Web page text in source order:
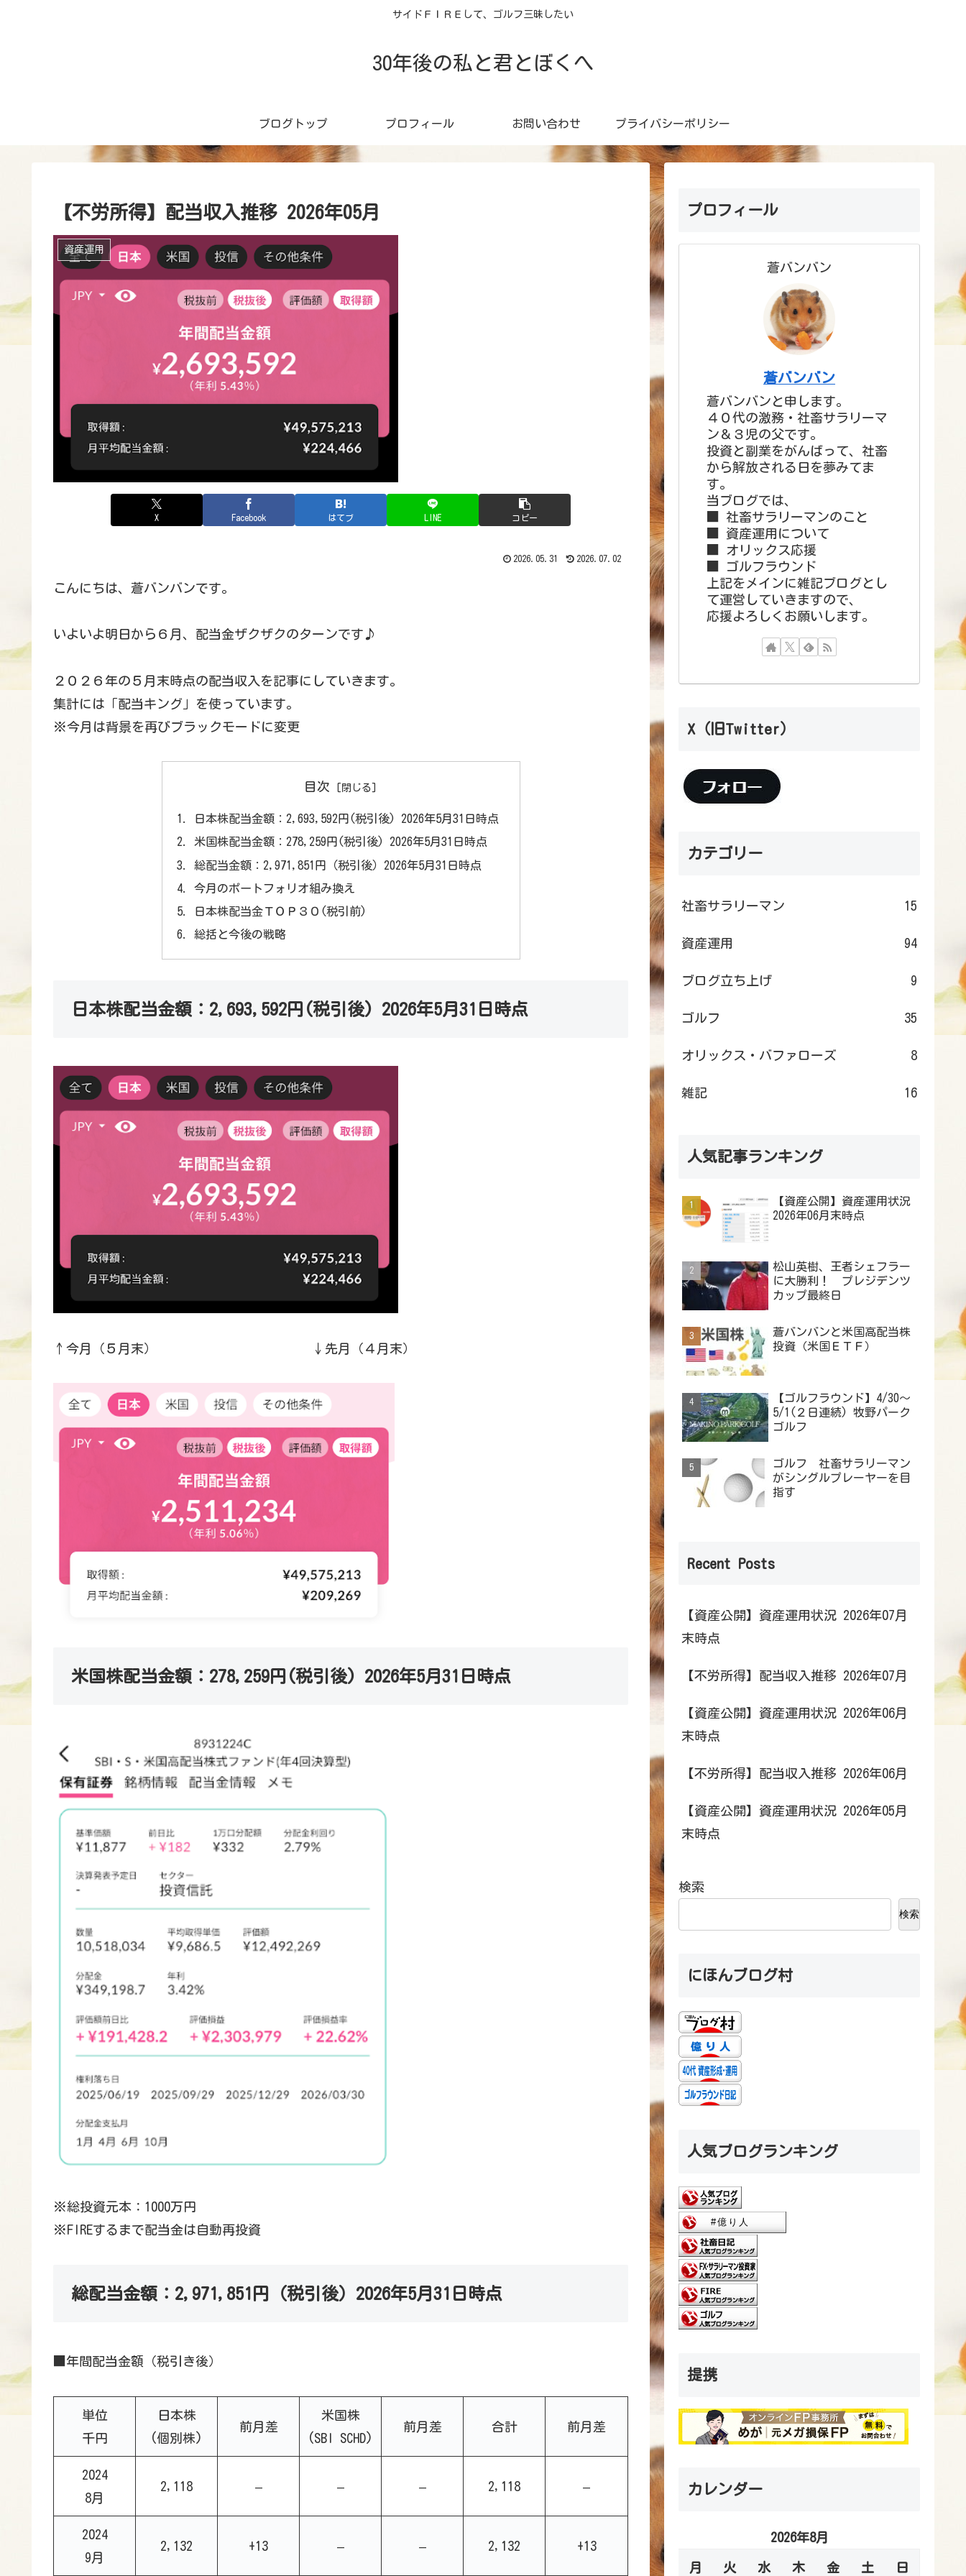
サイドＦＩＲＥして、ゴルフ三昧したい
30年後の私と君とぼくへ
ブログトップ プロフィール お問い合わせ プライバシーポリシー
【不労所得】配当収入推移 2026年05月
資産運用
X Facebook はてブ LINE コピー
2026.05.31 2026.07.02
こんにちは、蒼バンバンです。
いよいよ明日から６月、配当金ザクザクのターンです♪
２０２６年の５月末時点の配当収入を記事にしていきます。
集計には「配当キング」を使っています。
※今月は背景を再びブラックモードに変更
目次
日本株配当金額：2,693,592円(税引後) 2026年5月31日時点
米国株配当金額：278,259円(税引後) 2026年5月31日時点
総配当金額：2,971,851円（税引後）2026年5月31日時点
今月のポートフォリオ組み換え
日本株配当金ＴＯＰ３０(税引前)
総括と今後の戦略
日本株配当金額：2,693,592円(税引後) 2026年5月31日時点
↑今月（５月末） ↓先月（４月末）
米国株配当金額：278,259円(税引後) 2026年5月31日時点
※総投資元本：1000万円
※FIREするまで配当金は自動再投資
総配当金額：2,971,851円（税引後）2026年5月31日時点
■年間配当金額（税引き後）
単位
千円
日本株
(個別株)
前月差
米国株
(SBI SCHD)
前月差 合計 前月差
2024
8月
2,118 – – – 2,118 –
2024
9月
2,132 +13 – – 2,132 +13
プロフィール
蒼バンバン
蒼バンバン
蒼バンバンと申します。
４０代の激務・社畜サラリーマ
ン＆３児の父です。
投資と副業をがんばって、社畜
から解放される日を夢みてま
す。
当ブログでは、
■ 社畜サラリーマンのこと
■ 資産運用について
■ オリックス応援
■ ゴルフラウンド
上記をメインに雑記ブログとし
て運営していきますので、
応援よろしくお願いします。
X（旧Twitter）
カテゴリー
社畜サラリーマン 15
資産運用 94
ブログ立ち上げ 9
ゴルフ 35
オリックス・バファローズ 8
雑記 16
人気記事ランキング
【資産公開】資産運用状況
2026年06月末時点
松山英樹、王者シェフラー
に大勝利！ プレジデンツ
カップ最終日
蒼バンバンと米国高配当株
投資（米国ＥＴＦ）
【ゴルフラウンド】4/30～
5/1(２日連続) 牧野パーク
ゴルフ
ゴルフ 社畜サラリーマン
がシングルプレーヤーを目
指す
Recent Posts
【資産公開】資産運用状況 2026年07月
末時点
【不労所得】配当収入推移 2026年07月
【資産公開】資産運用状況 2026年06月
末時点
【不労所得】配当収入推移 2026年06月
【資産公開】資産運用状況 2026年05月
末時点
検索
検索
にほんブログ村
人気ブログランキング
提携
カレンダー
2026年8月
月 火 水 木 金 土 日